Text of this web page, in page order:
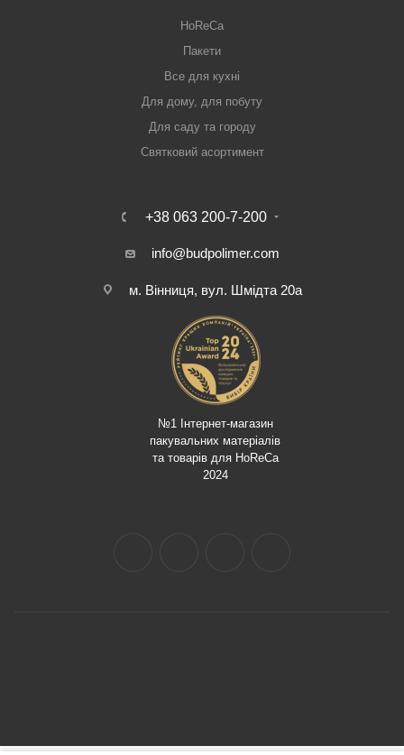
HoReCa
Пакети
Все для кухні
Для дому, для побуту
Для саду та городу
Святковий асортимент
+38 063 200-7-200
info@budpolimer.com
м. Вінниця, вул. Шмідта 20а
№1 Інтернет-магазин
пакувальних матеріалів
та товарів для HoReCa
2024